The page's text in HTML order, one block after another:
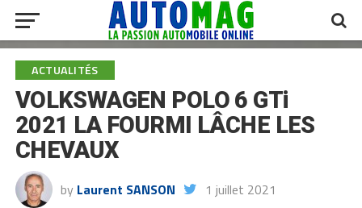
ACTUALITÉS
VOLKSWAGEN POLO 6 GTi
2021 LA FOURMI LÂCHE LES
CHEVAUX
by Laurent SANSON 1 juillet 2021